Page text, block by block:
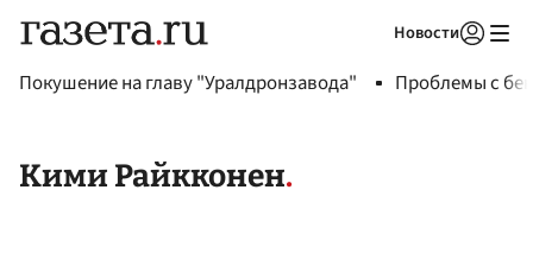
Новости
Покушение на главу "Уралдронзавода" Проблемы с
Кими Райкконен